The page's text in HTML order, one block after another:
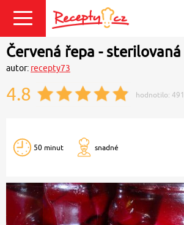
Přihlásit se
Červená řepa - sterilovaná
autor: recepty73
4.8 hodnotilo: 491
50 minut snadné